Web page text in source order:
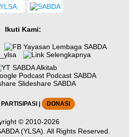
Ikuti Kami:
Yayasan Lembaga SABDA
Selengkapnya
SABDA Alkitab
Podcast SABDA
Slideshare SABDA
PARTISIPASI DONASI
© 2010-2026
(YLSA). All Rights Reserved.